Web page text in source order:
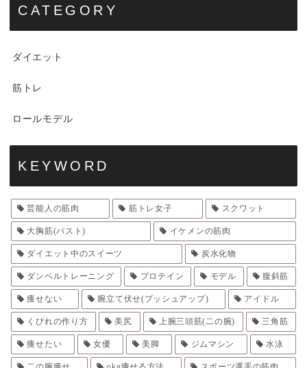
CATEGORY
ダイエット
筋トレ
ロールモデル
KEYWORD
芸能人の筋肉 筋トレ女子 スクワット
大胸筋(バスト) イケメンの筋肉
ダイエット中のスイーツ 炭水化物
ダンベルトレーニング プロテイン モデル 腹斜筋
痩せない 腕立て伏せ(プッシュアップ) アイドル
くびれの作り方 美尻 上腕三頭筋(二の腕) 三角筋
痩せたい 女優 美脚 ジムマシン 水泳